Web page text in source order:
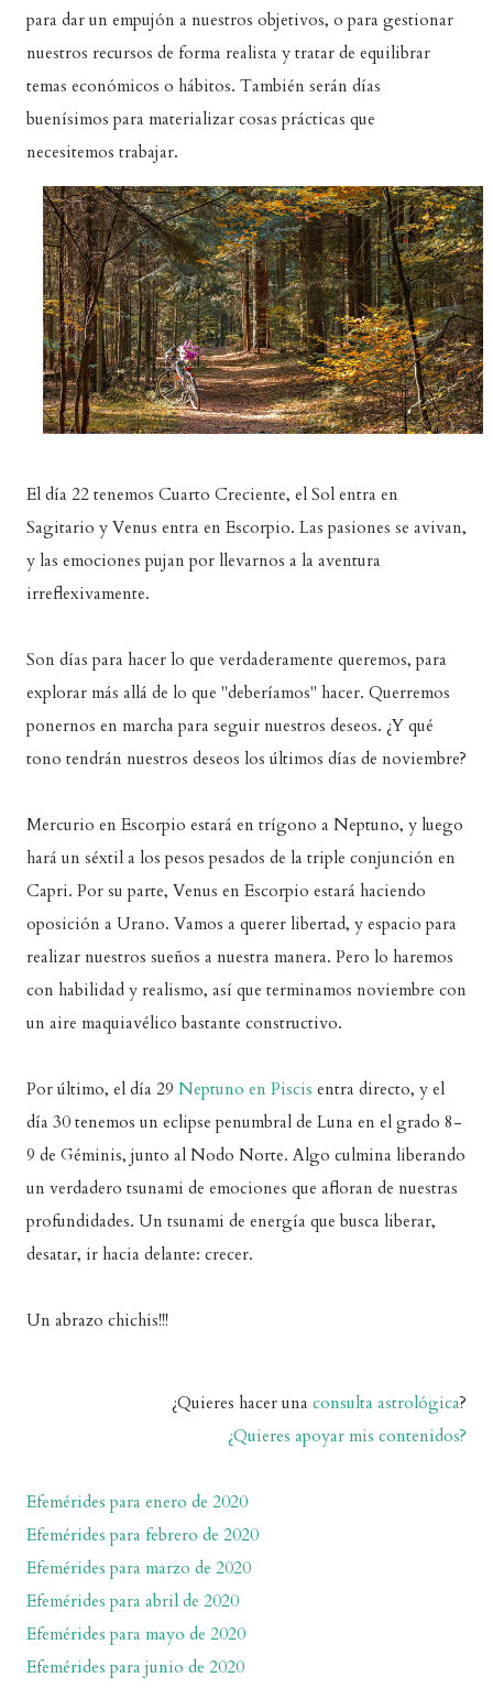
para dar un empujón a nuestros objetivos, o para gestionar
nuestros recursos de forma realista y tratar de equilibrar
temas económicos o hábitos. También serán días
buenísimos para materializar cosas prácticas que
necesitemos trabajar.
El día 22 tenemos Cuarto Creciente, el Sol entra en
Sagitario y Venus entra en Escorpio. Las pasiones se avivan,
y las emociones pujan por llevarnos a la aventura
irreflexivamente.
Son días para hacer lo que verdaderamente queremos, para
explorar más allá de lo que "deberíamos" hacer. Querremos
ponernos en marcha para seguir nuestros deseos. ¿Y qué
tono tendrán nuestros deseos los últimos días de noviembre?
Mercurio en Escorpio estará en trígono a Neptuno, y luego
hará un séxtil a los pesos pesados de la triple conjunción en
Capri. Por su parte, Venus en Escorpio estará haciendo
oposición a Urano. Vamos a querer libertad, y espacio para
realizar nuestros sueños a nuestra manera. Pero lo haremos
con habilidad y realismo, así que terminamos noviembre con
un aire maquiavélico bastante constructivo.
Por último, el día 29 Neptuno en Piscis entra directo, y el
día 30 tenemos un eclipse penumbral de Luna en el grado 8-
9 de Géminis, junto al Nodo Norte. Algo culmina liberando
un verdadero tsunami de emociones que afloran de nuestras
profundidades. Un tsunami de energía que busca liberar,
desatar, ir hacia delante: crecer.
Un abrazo chichis!!!
¿Quieres hacer una consulta astrológica?
¿Quieres apoyar mis contenidos?
Efemérides para enero de 2020
Efemérides para febrero de 2020
Efemérides para marzo de 2020
Efemérides para abril de 2020
Efemérides para mayo de 2020
Efemérides para junio de 2020